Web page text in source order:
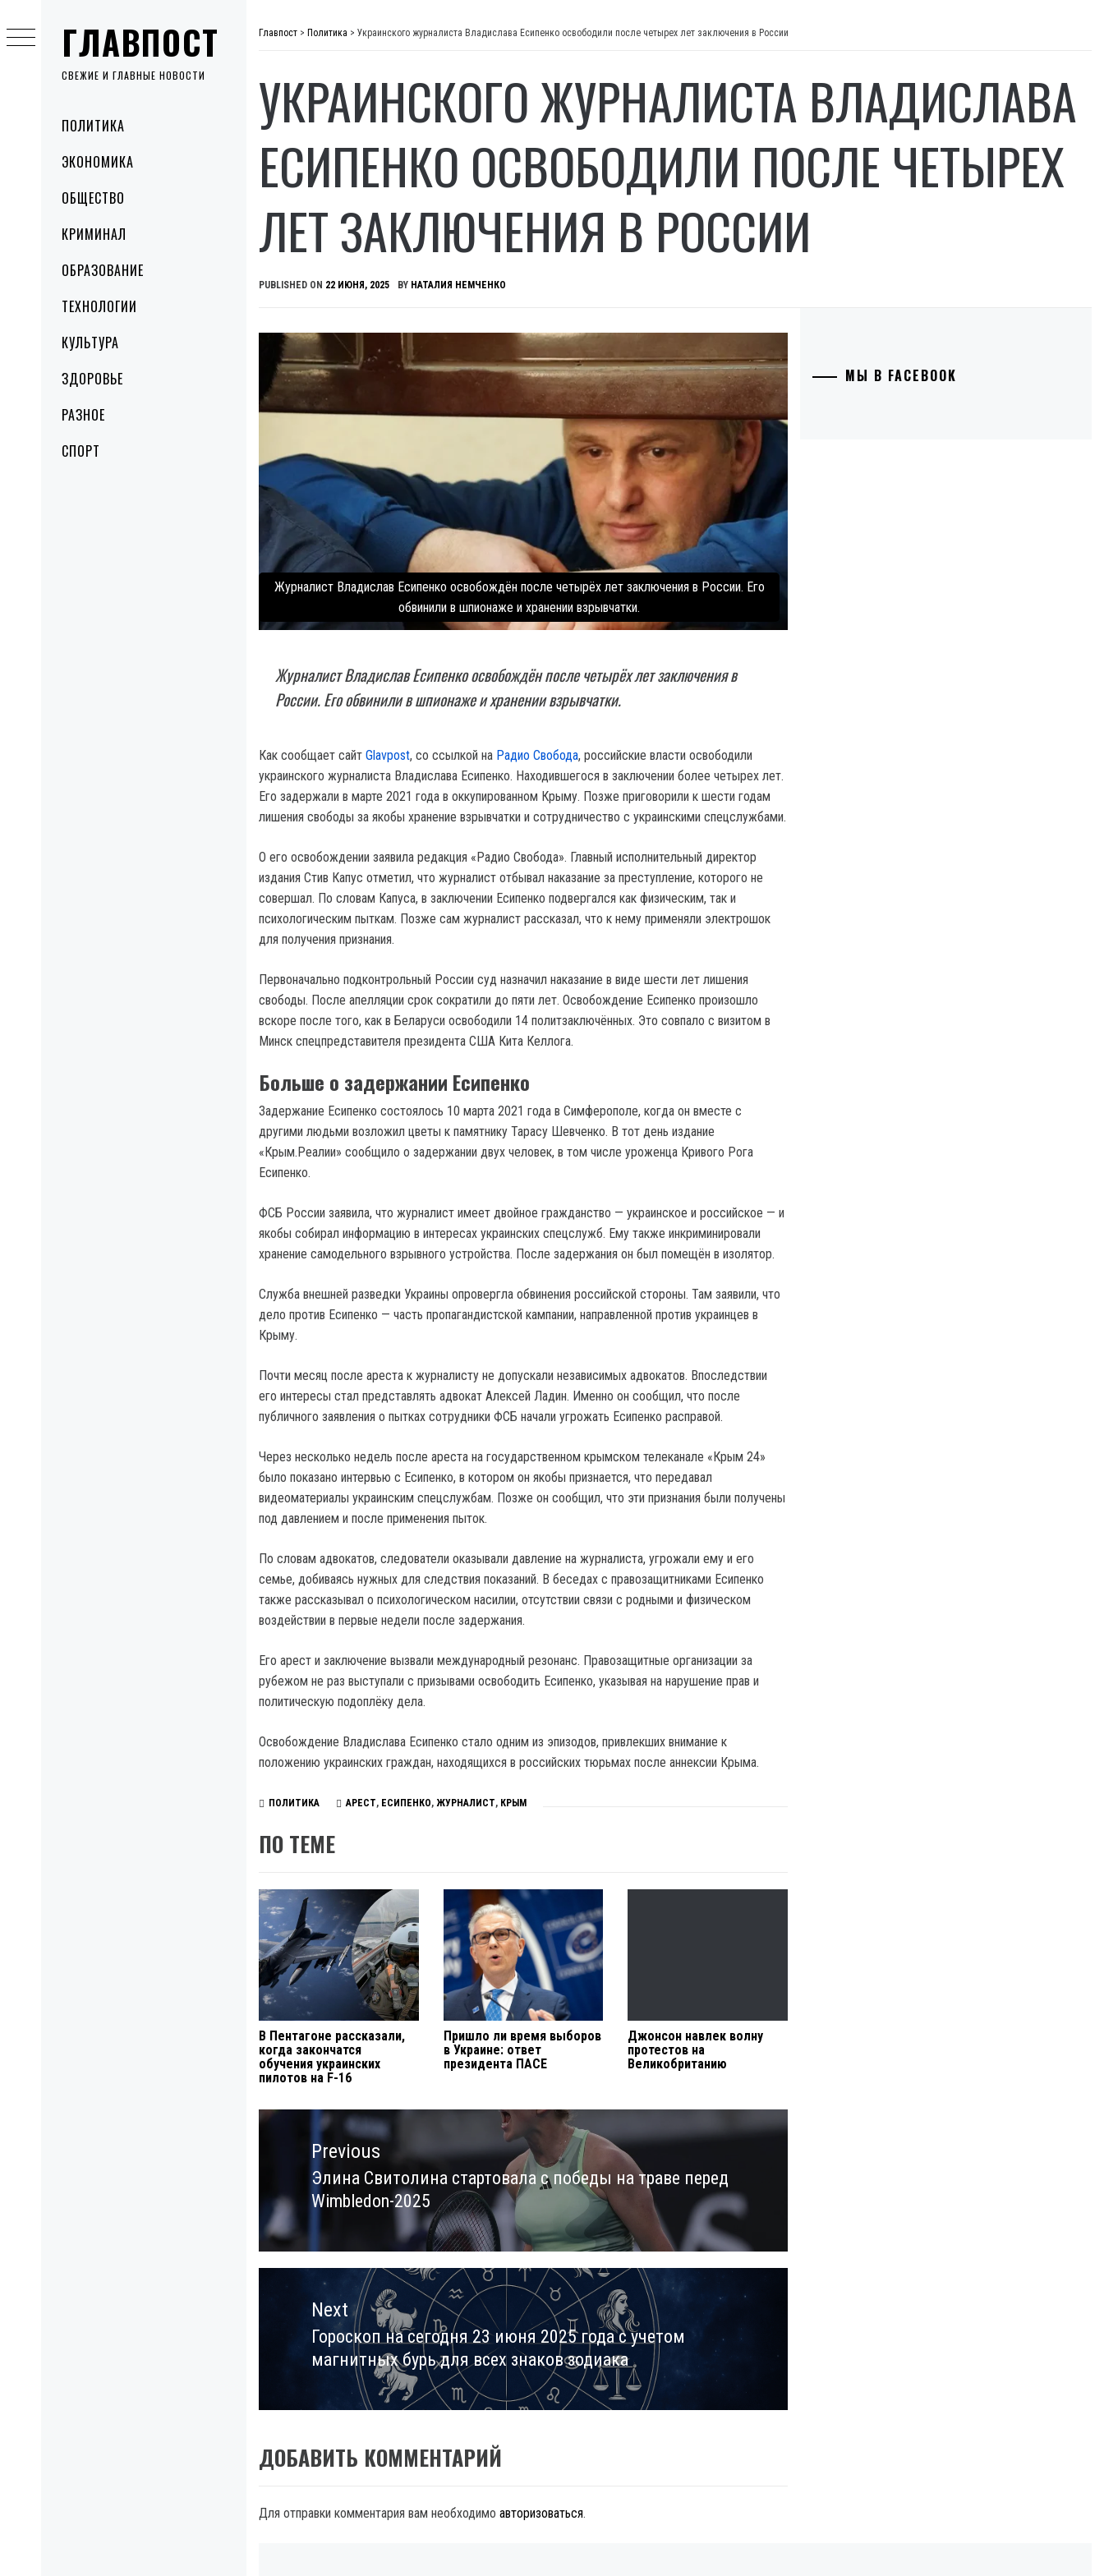
ГЛАВПОСТ
СВЕЖИЕ И ГЛАВНЫЕ НОВОСТИ
MenuПОЛИТИКА
ЭКОНОМИКА
ОБЩЕСТВО
КРИМИНАЛ
ОБРАЗОВАНИЕ
ТЕХНОЛОГИИ
КУЛЬТУРА
ЗДОРОВЬЕ
РАЗНОЕ
СПОРТ
to
content
Главпост > Политика > Украинского журналиста Владислава Есипенко освободили после четырех лет заключения в России
УКРАИНСКОГО ЖУРНАЛИСТА ВЛАДИСЛАВА
ЕСИПЕНКО ОСВОБОДИЛИ ПОСЛЕ ЧЕТЫРЕХ
ЛЕТ ЗАКЛЮЧЕНИЯ В РОССИИ
PUBLISHED ON 22 ИЮНЯ, 2025 BY НАТАЛИЯ НЕМЧЕНКО
Журналист Владислав Есипенко освобождён после четырёх лет заключения в России. Его
обвинили в шпионаже и хранении взрывчатки.
Журналист Владислав Есипенко освобождён после четырёх лет заключения в
России. Его обвинили в шпионаже и хранении взрывчатки.
Как сообщает сайт Glavpost, со ссылкой на Радио Свобода, российские власти освободили
украинского журналиста Владислава Есипенко. Находившегося в заключении более четырех лет.
Его задержали в марте 2021 года в оккупированном Крыму. Позже приговорили к шести годам
лишения свободы за якобы хранение взрывчатки и сотрудничество с украинскими спецслужбами.
О его освобождении заявила редакция «Радио Свобода». Главный исполнительный директор
издания Стив Капус отметил, что журналист отбывал наказание за преступление, которого не
совершал. По словам Капуса, в заключении Есипенко подвергался как физическим, так и
психологическим пыткам. Позже сам журналист рассказал, что к нему применяли электрошок
для получения признания.
Первоначально подконтрольный России суд назначил наказание в виде шести лет лишения
свободы. После апелляции срок сократили до пяти лет. Освобождение Есипенко произошло
вскоре после того, как в Беларуси освободили 14 политзаключённых. Это совпало с визитом в
Минск спецпредставителя президента США Кита Келлога.
Больше о задержании Есипенко
Задержание Есипенко состоялось 10 марта 2021 года в Симферополе, когда он вместе с
другими людьми возложил цветы к памятнику Тарасу Шевченко. В тот день издание
«Крым.Реалии» сообщило о задержании двух человек, в том числе уроженца Кривого Рога
Есипенко.
ФСБ России заявила, что журналист имеет двойное гражданство — украинское и российское — и
якобы собирал информацию в интересах украинских спецслужб. Ему также инкриминировали
хранение самодельного взрывного устройства. После задержания он был помещён в изолятор.
Служба внешней разведки Украины опровергла обвинения российской стороны. Там заявили, что
дело против Есипенко — часть пропагандистской кампании, направленной против украинцев в
Крыму.
Почти месяц после ареста к журналисту не допускали независимых адвокатов. Впоследствии
его интересы стал представлять адвокат Алексей Ладин. Именно он сообщил, что после
публичного заявления о пытках сотрудники ФСБ начали угрожать Есипенко расправой.
Через несколько недель после ареста на государственном крымском телеканале «Крым 24»
было показано интервью с Есипенко, в котором он якобы признается, что передавал
видеоматериалы украинским спецслужбам. Позже он сообщил, что эти признания были получены
под давлением и после применения пыток.
По словам адвокатов, следователи оказывали давление на журналиста, угрожали ему и его
семье, добиваясь нужных для следствия показаний. В беседах с правозащитниками Есипенко
также рассказывал о психологическом насилии, отсутствии связи с родными и физическом
воздействии в первые недели после задержания.
Его арест и заключение вызвали международный резонанс. Правозащитные организации за
рубежом не раз выступали с призывами освободить Есипенко, указывая на нарушение прав и
политическую подоплёку дела.
Освобождение Владислава Есипенко стало одним из эпизодов, привлекших внимание к
положению украинских граждан, находящихся в российских тюрьмах после аннексии Крыма.
ПОЛИТИКА АРЕСТ, ЕСИПЕНКО, ЖУРНАЛИСТ, КРЫМ
ПО ТЕМЕ
В Пентагоне рассказали,
когда закончатся
обучения украинских
пилотов на F-16
Пришло ли время выборов
в Украине: ответ
президента ПАСЕ
Джонсон навлек волну
протестов на
Великобританию
Навигация
записямPrevious
Previous
post:
Элина Свитолина стартовала с победы на траве перед
Wimbledon-2025
Next
Next
post:
Гороскоп на сегодня 23 июня 2025 года с учетом
магнитных бурь для всех знаков зодиака
ДОБАВИТЬ КОММЕНТАРИЙ
Для отправки комментария вам необходимо авторизоваться.
МЫ В FACEBOOK